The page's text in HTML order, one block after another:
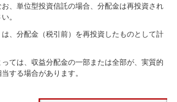
、単位型投資信託の場合、分配金は再投資され
。
、分配金（税引前）を再投資したものとして計
ては、収益分配金の一部または全部が、実質的
する場合があります。